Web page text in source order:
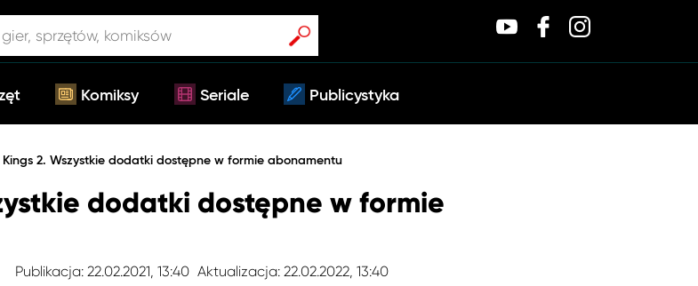
Komiksy Seriale Publicystyka
2. Wszystkie dodatki dostępne w formie abonamentu
dodatki dostępne w formie
Publikacja: 22.02.2021, 13:40 Aktualizacja: 22.02.2022, 13:40